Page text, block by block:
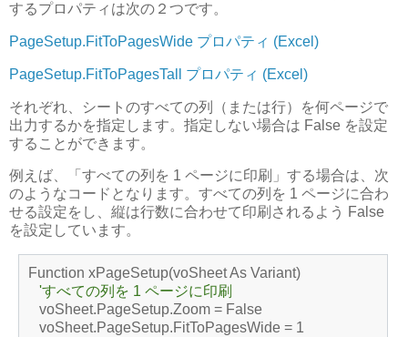
するプロパティは次の２つです。
PageSetup.FitToPagesWide プロパティ (Excel)
PageSetup.FitToPagesTall プロパティ (Excel)
それぞれ、シートのすべての列（または行）を何ページで
出力するかを指定します。指定しない場合は False を設定
することができます。
例えば、「すべての列を 1 ページに印刷」する場合は、次
のようなコードとなります。すべての列を 1 ページに合わ
せる設定をし、縦は行数に合わせて印刷されるよう False
を設定しています。
Function xPageSetup(voSheet As Variant)
'すべての列を 1 ページに印刷
voSheet.PageSetup.Zoom = False
voSheet.PageSetup.FitToPagesWide = 1